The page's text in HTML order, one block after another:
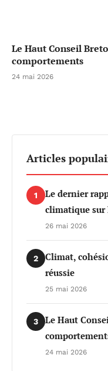
Le Haut Conseil
comportements
24 mai 2026
Articles
1
Le dernier
climatique sur
26 mai 2026
2
Climat,
réussie
25 mai 2026
3
Le Haut
24 mai 2026